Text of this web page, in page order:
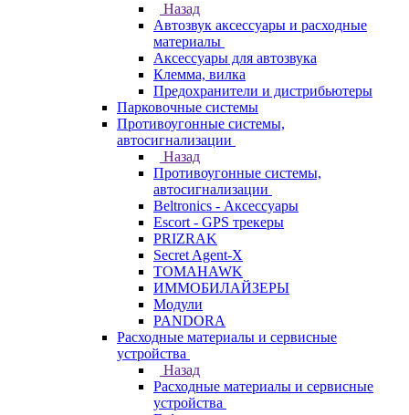
Назад
Автозвук аксессуары и расходные
материалы
Аксессуары для автозвука
Клемма, вилка
Предохранители и дистрибьютеры
Парковочные системы
Противоугонные системы,
автосигнализации
Назад
Противоугонные системы,
автосигнализации
Beltronics - Аксессуары
Escort - GPS трекеры
PRIZRAK
Secret Agent-X
TOMAHAWK
ИММОБИЛАЙЗЕРЫ
Модули
PANDORA
Расходные материалы и сервисные
устройства
Назад
Расходные материалы и сервисные
устройства